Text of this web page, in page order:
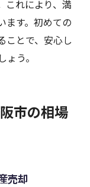
これにより、満
ます。初めての
ことで、安心し
う。
売却